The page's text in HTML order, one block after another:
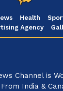
Health
Agency
Channel is
India &